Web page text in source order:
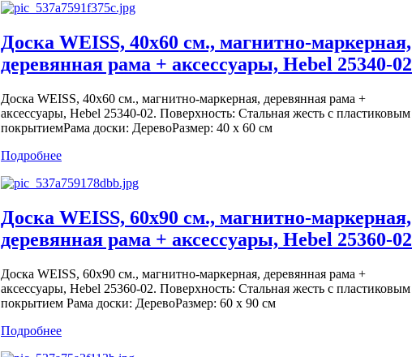
Доска WEISS, 40х60 см., магнитно-маркерная,
деревянная рама + аксессуары, Hebel 25340-02
Доска WEISS, 40х60 см., магнитно-маркерная, деревянная рама +
аксессуары, Hebel 25340-02. Поверхность: Cтальная жесть с пластиковым
покрытиемРама доски: ДеревоРазмер: 40 х 60 см
Подробнее
Доска WEISS, 60x90 см., магнитно-маркерная,
деревянная рама + аксессуары, Hebel 25360-02
Доска WEISS, 60x90 см., магнитно-маркерная, деревянная рама +
аксессуары, Hebel 25360-02. Поверхность: Cтальная жесть с пластиковым
покрытием Рама доски: ДеревоРазмер: 60 х 90 см
Подробнее